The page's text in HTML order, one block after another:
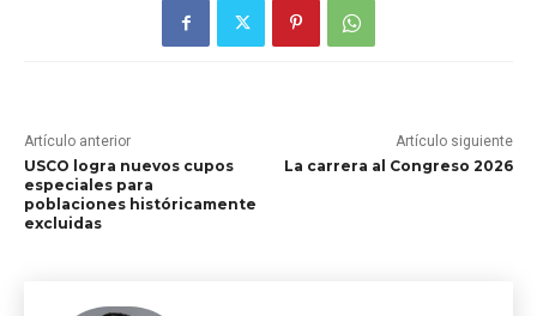
Artículo anterior
USCO logra nuevos cupos
especiales para
poblaciones históricamente
excluidas
Artículo siguiente
La carrera al Congreso 2026